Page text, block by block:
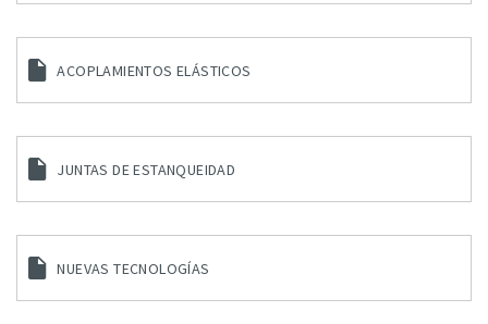
ACOPLAMIENTOS ELÁSTICOS
JUNTAS DE ESTANQUEIDAD
NUEVAS TECNOLOGÍAS